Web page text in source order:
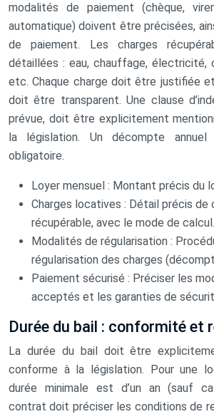
modalités de paiement (chèque,
automatique) doivent être précisées,
de paiement. Les charges
détaillées : eau, chauffage, électricité,
etc. Chaque charge doit être justifiée
doit être transparent. Une clause
prévue, doit être explicitement
la législation. Un décompte
obligatoire.
Loyer mensuel : Montant précis du
Charges locatives : Détail précis de
récupérable, avec le mode de calcul.
Modalités de régularisation :
régularisation des charges
Paiement sécurisé : Préciser les
acceptés et les garanties de
Durée du bail : conformité et
La durée du bail doit être
conforme à la législation. Pour une
durée minimale est d’un an (sauf
contrat doit préciser les conditions de